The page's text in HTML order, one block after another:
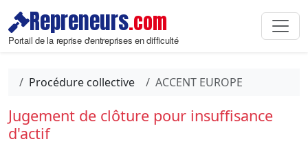
Repreneurs.com
Portail de la reprise d'entreprises en difficulté
Procédure collective ACCENT EUROPE
Jugement de clôture pour insuffisance
d'actif